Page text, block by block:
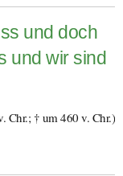
und doch
und wir sind
Chr.; † um 460 v. Chr.)